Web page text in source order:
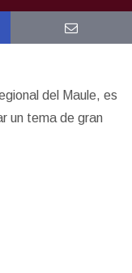
del Maule, es
un tema de gran